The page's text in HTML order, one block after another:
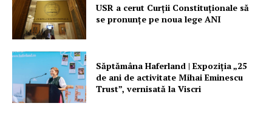
USR a cerut Curții Constituționale să
se pronunțe pe noua lege ANI
Săptămâna Haferland | Expoziţia „25
de ani de activitate Mihai Eminescu
Trust”, vernisată la Viscri